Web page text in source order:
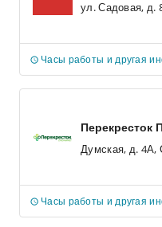
Часы работы и другая
Перекресток
Часы работы и другая